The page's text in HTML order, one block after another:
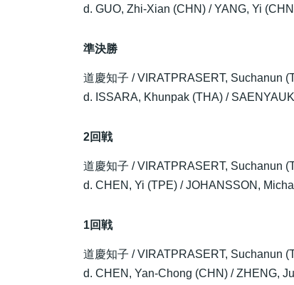
d. GUO, Zhi-Xian (CHN) / YANG, Yi
準決勝
道慶知子 / VIRATPRASERT, Suchanun
d. ISSARA, Khunpak (THA) /
2回戦
道慶知子 / VIRATPRASERT, Suchanun
d. CHEN, Yi (TPE) / JOHANSSON,
1回戦
道慶知子 / VIRATPRASERT, Suchanun
d. CHEN, Yan-Chong (CHN) / ZHENG,